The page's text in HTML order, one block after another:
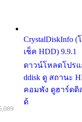
CrystalDiskInfo (
เช็ค HDD) 9.9.1
ดาวน์โหลดโปรแ
ddisk ดู สถานะ
คอมพัง ดูฮาร์ดดิส
ด้